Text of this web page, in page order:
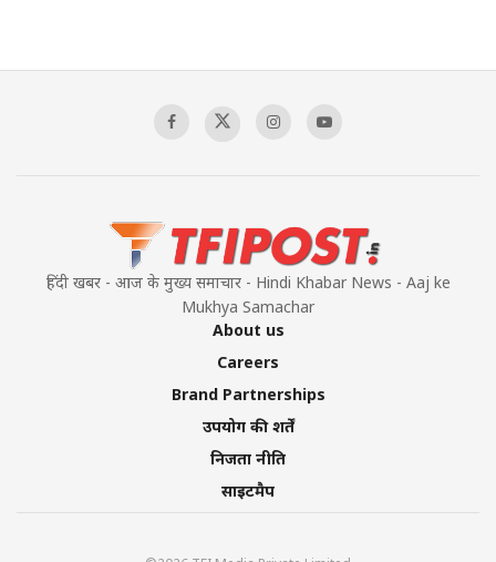
हिंदी खबर - आज के मुख्य समाचार - Hindi Khabar News - Aaj ke
Mukhya Samachar
About us
Careers
Brand Partnerships
उपयोग की शर्तें
निजता नीति
साइटमैप